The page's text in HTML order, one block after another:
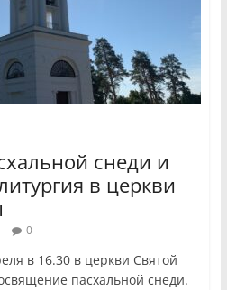
снеди и
в церкви
0
в 16.30 в церкви Святой
пасхальной снеди.